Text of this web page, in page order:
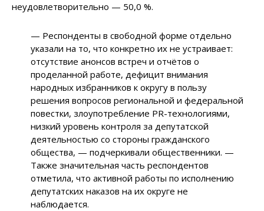
неудовлетворительно — 50,0 %.
— Респонденты в свободной форме отдельно
указали на то, что конкретно их не устраивает:
отсутствие анонсов встреч и отчётов о
проделанной работе, дефицит внимания
народных избранников к округу в пользу
решения вопросов региональной и федеральной
повестки, злоупотребление PR-технологиями,
низкий уровень контроля за депутатской
деятельностью со стороны гражданского
общества, — подчеркивали общественники. —
Также значительная часть респондентов
отметила, что активной работы по исполнению
депутатских наказов на их округе не
наблюдается.